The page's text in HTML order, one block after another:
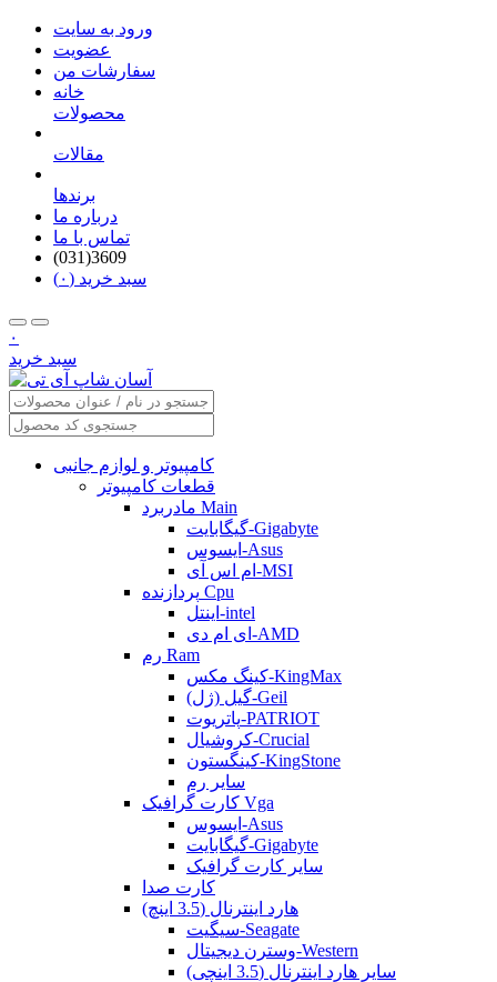
ورود به سایت
عضویت
سفارشات من
خانه
محصولات
مقالات
برندها
درباره ما
تماس با ما
(031)3609
سبد خرید (۰)
۰
سبد خرید
کامپیوتر و لوازم جانبی
قطعات کامپیوتر
مادربرد Main
گیگابایت-Gigabyte
ایسوس-Asus
ام اس آی-MSI
پردازنده Cpu
اینتل-intel
ای ام دی-AMD
رم Ram
کینگ مکس-KingMax
گیل (ژل)-Geil
پاتریوت-PATRIOT
کروشیال-Crucial
کینگستون-KingStone
سایر رم
کارت گرافیک Vga
ایسوس-Asus
گیگابایت-Gigabyte
سایر کارت گرافیک
کارت صدا
هارد اینترنال (3.5 اینچ)
سیگیت-Seagate
وسترن دیجیتال-Western
سایر هارد اینترنال (3.5 اینچی)